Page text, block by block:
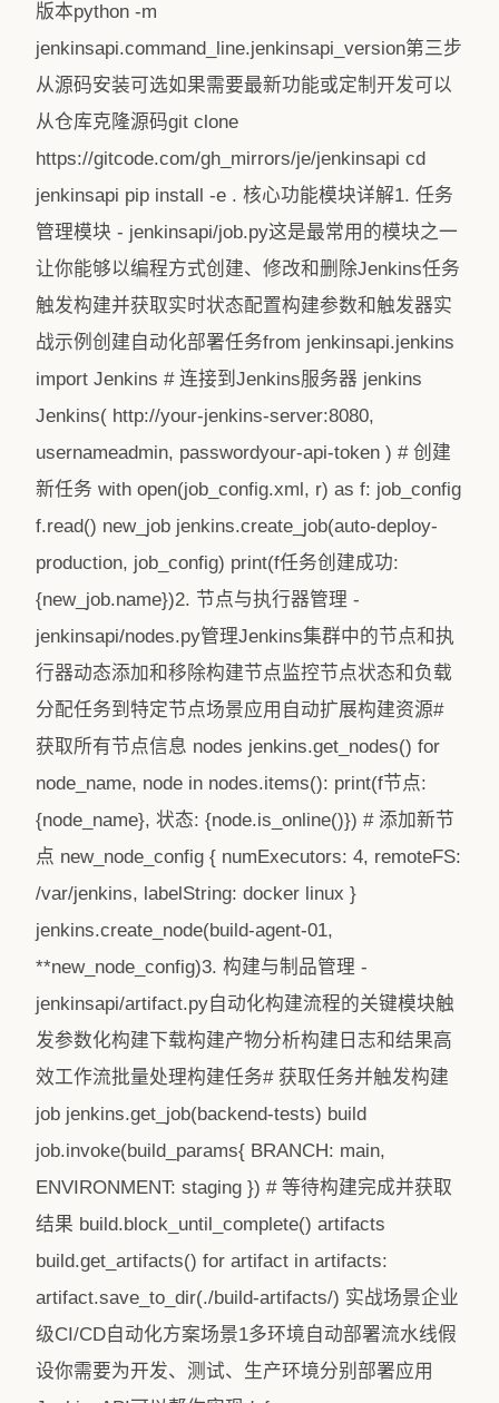
版本python -m
jenkinsapi.command_line.jenkinsapi_version第三步
从源码安装可选如果需要最新功能或定制开发可以
从仓库克隆源码git clone
https://gitcode.com/gh_mirrors/je/jenkinsapi cd
jenkinsapi pip install -e . 核心功能模块详解1. 任务
管理模块 - jenkinsapi/job.py这是最常用的模块之一
让你能够以编程方式创建、修改和删除Jenkins任务
触发构建并获取实时状态配置构建参数和触发器实
战示例创建自动化部署任务from jenkinsapi.jenkins
import Jenkins # 连接到Jenkins服务器 jenkins
Jenkins( http://your-jenkins-server:8080,
usernameadmin, passwordyour-api-token ) # 创建
新任务 with open(job_config.xml, r) as f: job_config
f.read() new_job jenkins.create_job(auto-deploy-
production, job_config) print(f任务创建成功:
{new_job.name})2. 节点与执行器管理 -
jenkinsapi/nodes.py管理Jenkins集群中的节点和执
行器动态添加和移除构建节点监控节点状态和负载
分配任务到特定节点场景应用自动扩展构建资源#
获取所有节点信息 nodes jenkins.get_nodes() for
node_name, node in nodes.items(): print(f节点:
{node_name}, 状态: {node.is_online()}) # 添加新节
点 new_node_config { numExecutors: 4, remoteFS:
/var/jenkins, labelString: docker linux }
jenkins.create_node(build-agent-01,
**new_node_config)3. 构建与制品管理 -
jenkinsapi/artifact.py自动化构建流程的关键模块触
发参数化构建下载构建产物分析构建日志和结果高
效工作流批量处理构建任务# 获取任务并触发构建
job jenkins.get_job(backend-tests) build
job.invoke(build_params{ BRANCH: main,
ENVIRONMENT: staging }) # 等待构建完成并获取
结果 build.block_until_complete() artifacts
build.get_artifacts() for artifact in artifacts:
artifact.save_to_dir(./build-artifacts/) 实战场景企业
级CI/CD自动化方案场景1多环境自动部署流水线假
设你需要为开发、测试、生产环境分别部署应用